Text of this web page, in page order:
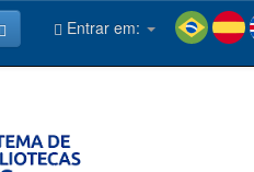
Entrar em: